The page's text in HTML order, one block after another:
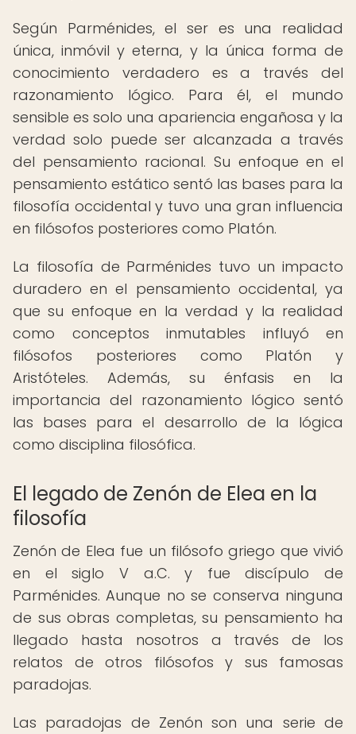
Según Parménides, el ser es una realidad
única, inmóvil y eterna, y la única forma de
conocimiento verdadero es a través del
razonamiento lógico. Para él, el mundo
sensible es solo una apariencia engañosa y la
verdad solo puede ser alcanzada a través
del pensamiento racional. Su enfoque en el
pensamiento estático sentó las bases para la
filosofía occidental y tuvo una gran influencia
en filósofos posteriores como Platón.
La filosofía de Parménides tuvo un impacto
duradero en el pensamiento occidental, ya
que su enfoque en la verdad y la realidad
como conceptos inmutables influyó en
filósofos posteriores como Platón y
Aristóteles. Además, su énfasis en la
importancia del razonamiento lógico sentó
las bases para el desarrollo de la lógica
como disciplina filosófica.
El legado de Zenón de Elea en la
filosofía
Zenón de Elea fue un filósofo griego que vivió
en el siglo V a.C. y fue discípulo de
Parménides. Aunque no se conserva ninguna
de sus obras completas, su pensamiento ha
llegado hasta nosotros a través de los
relatos de otros filósofos y sus famosas
paradojas.
Las paradojas de Zenón son una serie de